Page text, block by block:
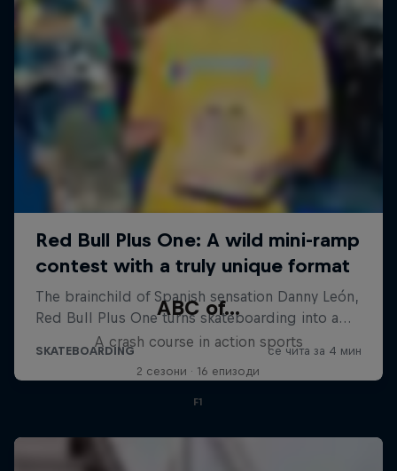
ABC of...
A crash course in action sports
2 сезони · 16 епизоди
F1